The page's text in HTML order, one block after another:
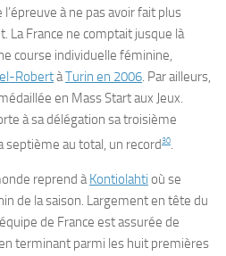
à ne pas avoir fait plus
La France ne comptait jusque là
course individuelle féminine,
RobertàTurin en 2006. Par ailleurs,
en Mass Start aux Jeux.
à sa délégation sa troisième
septième au total, un record30.
reprend àKontiolahti où se
de la saison. Largement en tête du
de France est assurée de
terminant parmi les huit premières